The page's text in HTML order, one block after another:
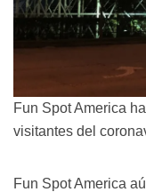
Fun Spot America
visitantes del
Fun Spot America